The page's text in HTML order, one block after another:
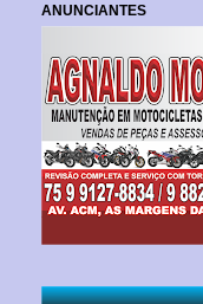
ANUNCIANTES